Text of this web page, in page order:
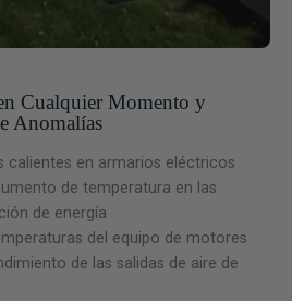
Cualquier Momento y
Anomalías
calientes en armarios eléctricos
de temperatura en las
de energía
del equipo de motores
de las salidas de aire de